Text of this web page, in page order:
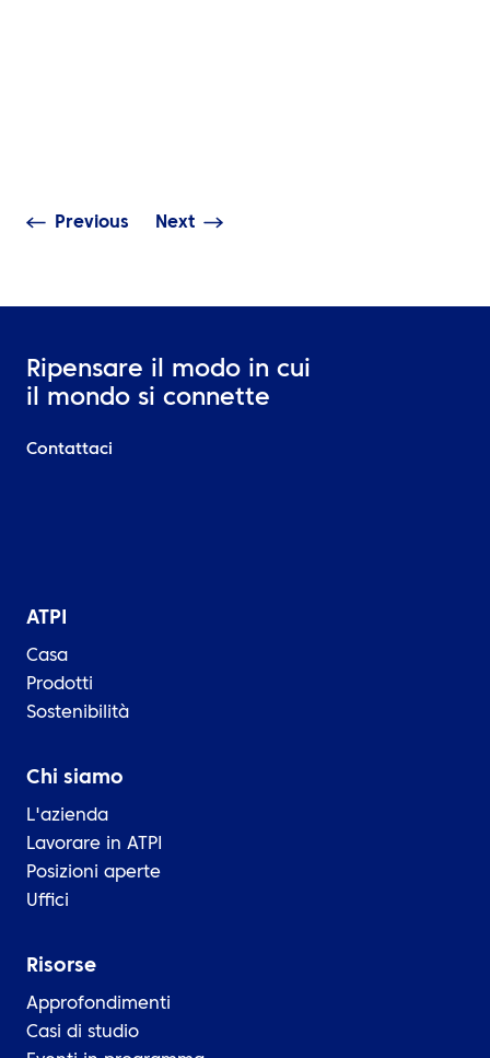
Previous Next
Ripensare il modo in cui
il mondo si connette
Contattaci
ATPI
Casa
Prodotti
Sostenibilità
Chi siamo
L'azienda
Lavorare in ATPI
Posizioni aperte
Uffici
Risorse
Approfondimenti
Casi di studio